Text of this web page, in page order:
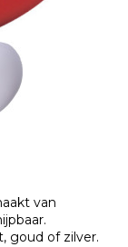
van
goud of zilver.